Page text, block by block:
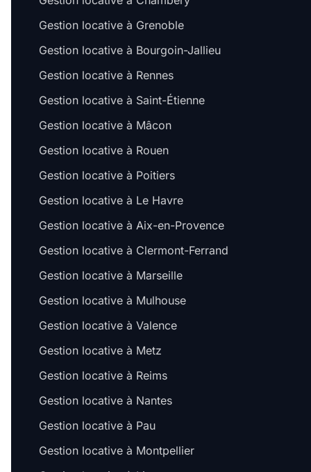
Gestion locative à Grenoble
Gestion locative à Bourgoin-Jallieu
Gestion locative à Rennes
Gestion locative à Saint-Étienne
Gestion locative à Mâcon
Gestion locative à Rouen
Gestion locative à Poitiers
Gestion locative à Le Havre
Gestion locative à Aix-en-Provence
Gestion locative à Clermont-Ferrand
Gestion locative à Marseille
Gestion locative à Mulhouse
Gestion locative à Valence
Gestion locative à Metz
Gestion locative à Reims
Gestion locative à Nantes
Gestion locative à Pau
Gestion locative à Montpellier